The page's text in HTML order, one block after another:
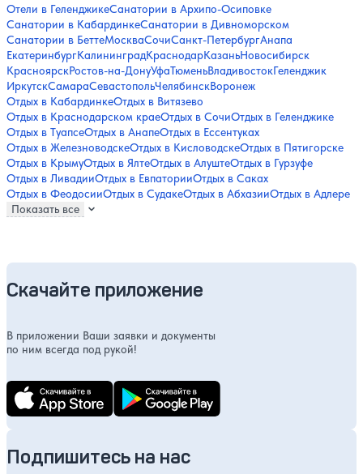
Отели в ГеленджикеСанатории в Архипо-Осиповке
Санатории в КабардинкеСанатории в Дивноморском
Санатории в БеттеМоскваСочиСанкт-ПетербургАнапа
ЕкатеринбургКалининградКраснодарКазаньНовосибирск
КрасноярскРостов-на-ДонуУфаТюменьВладивостокГеленджик
ИркутскСамараСевастопольЧелябинскВоронеж
Отдых в КабардинкеОтдых в Витязево
Отдых в Краснодарском краеОтдых в СочиОтдых в Геленджике
Отдых в ТуапсеОтдых в АнапеОтдых в Ессентуках
Отдых в ЖелезноводскеОтдых в КисловодскеОтдых в Пятигорске
Отдых в КрымуОтдых в ЯлтеОтдых в АлуштеОтдых в Гурзуфе
Отдых в ЛивадииОтдых в ЕвпаторииОтдых в Саках
Отдых в ФеодосииОтдых в СудакеОтдых в АбхазииОтдых в Адлере
Показать все
Скачайте приложение
В приложении Ваши заявки и документы
по ним всегда под рукой!
Подпишитесь на нас